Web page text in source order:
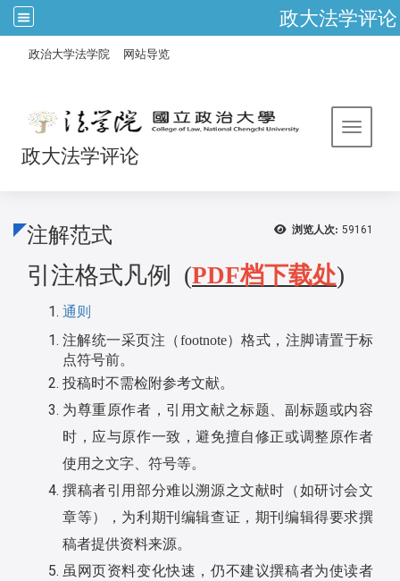
政大法学评论
政治大学法学院 网站导览
Toggle
政大法学评论
浏览人次: 59161
注解范式
引注格式凡例 (PDF档下载处)
通则
注解统一采页注（footnote）格式，注脚请置于标
点符号前。
投稿时不需检附参考文献。
为尊重原作者，引用文献之标题、副标题或内容
时，应与原作一致，避免擅自修正或调整原作者
使用之文字、符号等。
撰稿者引用部分难以溯源之文献时（如研讨会文
章等），为利期刊编辑查证，期刊编辑得要求撰
稿者提供资料来源。
虽网页资料变化快速，仍不建议撰稿者为使读者